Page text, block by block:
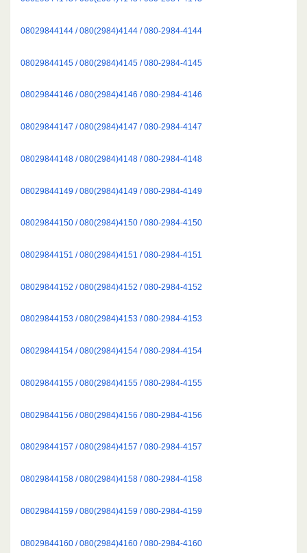
08029844144 / 080(2984)4144 / 080-2984-4144
08029844145 / 080(2984)4145 / 080-2984-4145
08029844146 / 080(2984)4146 / 080-2984-4146
08029844147 / 080(2984)4147 / 080-2984-4147
08029844148 / 080(2984)4148 / 080-2984-4148
08029844149 / 080(2984)4149 / 080-2984-4149
08029844150 / 080(2984)4150 / 080-2984-4150
08029844151 / 080(2984)4151 / 080-2984-4151
08029844152 / 080(2984)4152 / 080-2984-4152
08029844153 / 080(2984)4153 / 080-2984-4153
08029844154 / 080(2984)4154 / 080-2984-4154
08029844155 / 080(2984)4155 / 080-2984-4155
08029844156 / 080(2984)4156 / 080-2984-4156
08029844157 / 080(2984)4157 / 080-2984-4157
08029844158 / 080(2984)4158 / 080-2984-4158
08029844159 / 080(2984)4159 / 080-2984-4159
08029844160 / 080(2984)4160 / 080-2984-4160